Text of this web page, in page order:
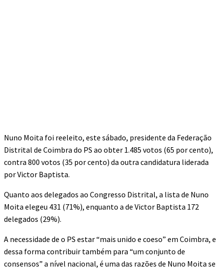
Nuno Moita foi reeleito, este sábado, presidente da Federação
Distrital de Coimbra do PS ao obter 1.485 votos (65 por cento),
contra 800 votos (35 por cento) da outra candidatura liderada
por Victor Baptista.
Quanto aos delegados ao Congresso Distrital, a lista de Nuno
Moita elegeu 431 (71%), enquanto a de Victor Baptista 172
delegados (29%).
A necessidade de o PS estar “mais unido e coeso” em Coimbra, e
dessa forma contribuir também para “um conjunto de
consensos” a nível nacional, é uma das razões de Nuno Moita se